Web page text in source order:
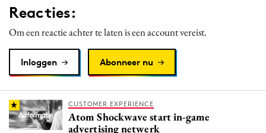
Reacties:
Om een reactie achter te laten is een account vereist.
Inloggen Abonneer nu
CUSTOMER EXPERIENCE
Atom Shockwave start in-game
advertising netwerk